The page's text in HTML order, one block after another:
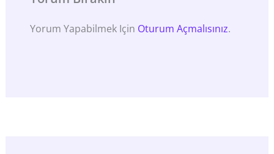
Yorum Yapabilmek Için Oturum Açmalısınız.